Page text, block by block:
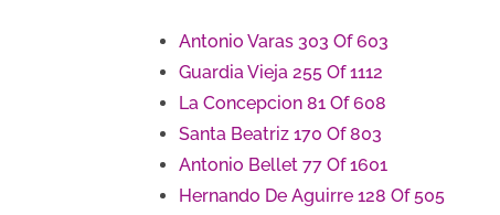
Antonio Varas 303 Of 603
Guardia Vieja 255 Of 1112
La Concepcion 81 Of 608
Santa Beatriz 170 Of 803
Antonio Bellet 77 Of 1601
Hernando De Aguirre 128 Of 505